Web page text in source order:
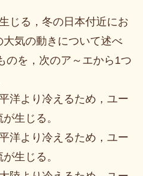
じる，冬の日本付近にお
気の動きについて述べ
のを，次のア～エから1つ
洋より冷えるため，ユー
生じる。
洋より冷えるため，ユー
生じる。